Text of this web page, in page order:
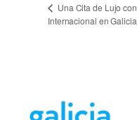
Una Cita de Lujo
Internacional en Galicia